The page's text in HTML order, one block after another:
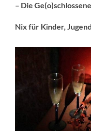
– Die
Nix für Kinder,